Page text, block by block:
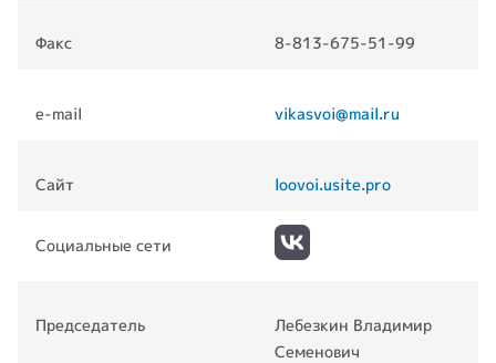
Факс 8-813-675-51-99
e-mail vikasvoi@mail.ru
Сайт loovoi.usite.pro
Социальные сети
Председатель
Лебезкин Владимир
Семенович